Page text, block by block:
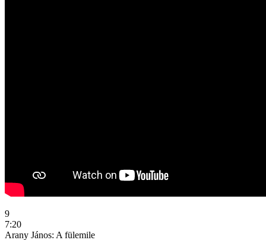
9
7:20
Arany János: A fülemile